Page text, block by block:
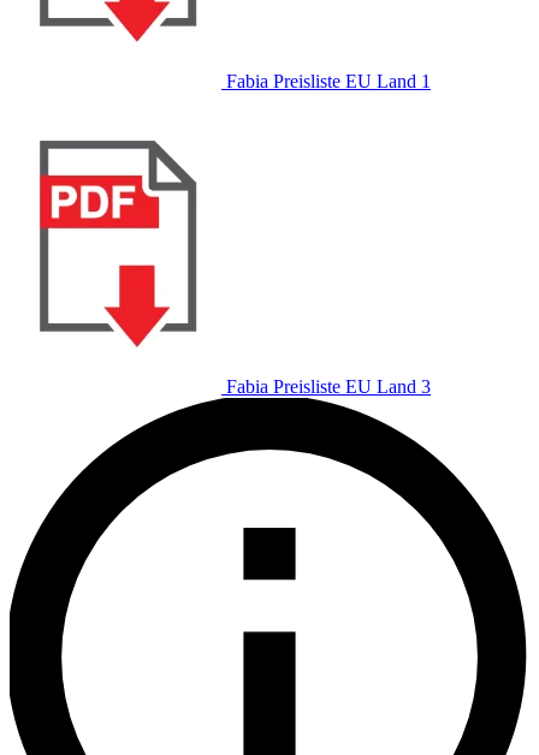
Fabia Preisliste EU Land 1
Fabia Preisliste EU Land 3